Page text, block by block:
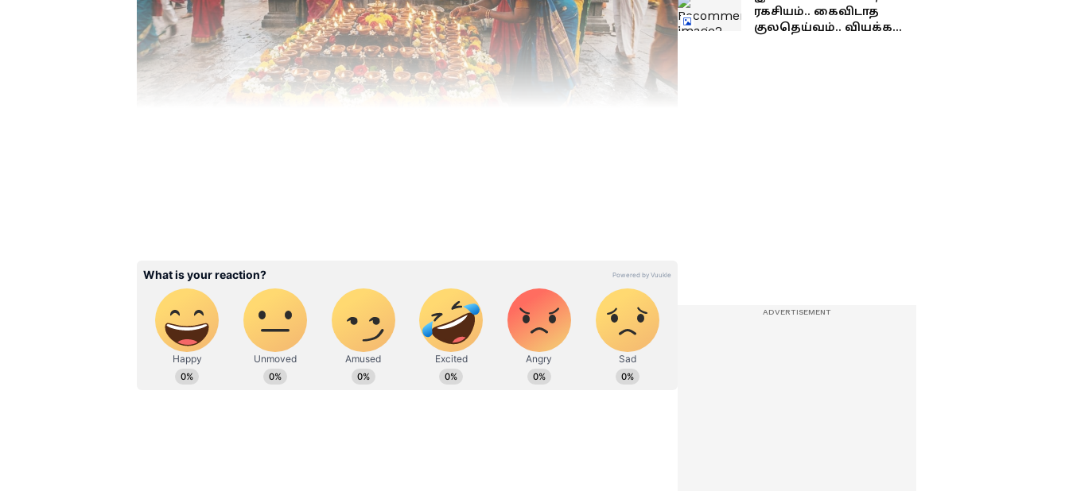
போன்ற நாட்களில் குடும்பம் முழுவதும் குலதெய்வ கோவிலுக்கு சென்று
வழிபடும் பழக்கம் இன்றும் தொடர்கிறது.
குலதெய்வம் என்பது ஒரு குடும்பத்தின் காவல் தெய்வம் என்ற நம்பிக்கை
நிலவுகிறது. தலைமுறை தலைமுறையாக அந்த தெய்வத்தை வழிபட்டு வந்தால்
குடும்பத்திற்கு பாதுகாப்பு, ஒற்றுமை மற்றும் வளம் கிடைக்கும் என்பது
ராசிகளுக்கு ஜாக்பாட்.!
ரகசியம்.. கைவிடாத
குலதெய்வம்.. வியக்க